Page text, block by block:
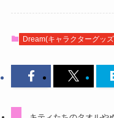
Dream(キャラクターグッ